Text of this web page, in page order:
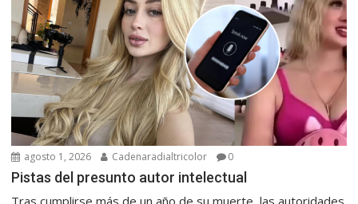
agosto 1, 2026 Cadenaradialtricolor 0
Pistas del presunto autor intelectual